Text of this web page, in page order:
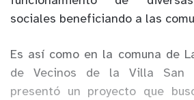
sociales beneficiando a las
Es así como en la comuna de
de Vecinos de la Villa San
presentó un proyecto que